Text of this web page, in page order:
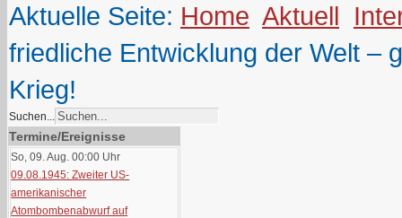
Aktuelle Seite: Home Aktuell
friedliche Entwicklung der Welt –
Krieg!
Suchen...
Termine/Ereignisse
So, 09. Aug. 00:00 Uhr
09.08.1945: Zweiter US-
amerikanischer
Atombombenabwurf auf